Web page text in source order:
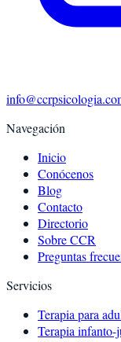
Navegación
Inicio
Conócenos
Blog
Contacto
Directorio
Sobre CCR
Preguntas
Servicios
Terapia para
Terapia infanto-